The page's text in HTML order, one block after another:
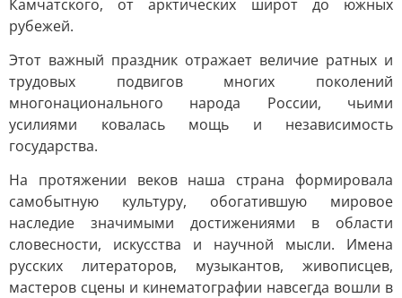
Камчатского, от арктических широт до южных
рубежей.
Этот важный праздник отражает величие ратных и
трудовых подвигов многих поколений
многонационального народа России, чьими
усилиями ковалась мощь и независимость
государства.
На протяжении веков наша страна формировала
самобытную культуру, обогатившую мировое
наследие значимыми достижениями в области
словесности, искусства и научной мысли. Имена
русских литераторов, музыкантов, живописцев,
мастеров сцены и кинематографии навсегда вошли в